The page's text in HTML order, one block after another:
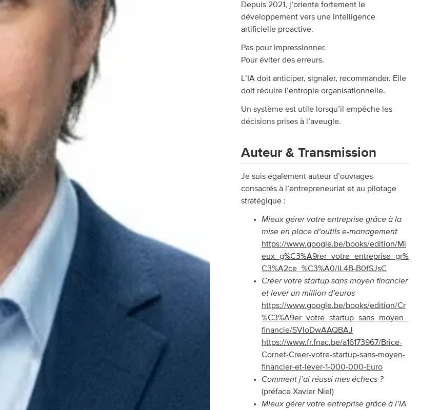
Depuis 2021, j’oriente fortement le
développement vers une intelligence
artificielle proactive.
Pas pour impressionner.
Pour éviter des erreurs.
L’IA doit anticiper, signaler, recommander. Elle
doit réduire l’entropie organisationnelle.
Un système est utile lorsqu’il empêche les
décisions prises à l’aveugle.
Auteur & Transmission
Je suis également auteur d’ouvrages
consacrés à l’entrepreneuriat et au pilotage
stratégique :
Mieux gérer votre entreprise grâce à la
mise en place d’outils e-management
https://www.google.be/books/edition/Mi
eux_g%C3%A9rer_votre_entreprise_gr%
C3%A2ce_%C3%A0/lL4B-B0fSJsC
Créer votre startup sans moyen financier
et lever un million d’euros
https://www.google.be/books/edition/Cr
%C3%A9er_votre_startup_sans_moyen_
financie/SVIoDwAAQBAJ
https://www.fr.fnac.be/a16173967/Brice-
Cornet-Creer-votre-startup-sans-moyen-
financier-et-lever-1-000-000-Euro
Comment j’ai réussi mes échecs ?
(préface Xavier Niel)
Mieux gérer votre entreprise grâce à l’IA